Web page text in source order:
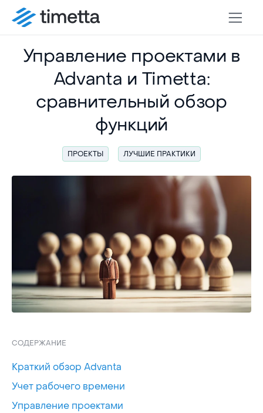
Управление проектами в
Advanta и Timetta:
сравнительный обзор
функций
ПРОЕКТЫ ЛУЧШИЕ ПРАКТИКИ
СОДЕРЖАНИЕ
Краткий обзор Advanta
Учет рабочего времени
Управление проектами